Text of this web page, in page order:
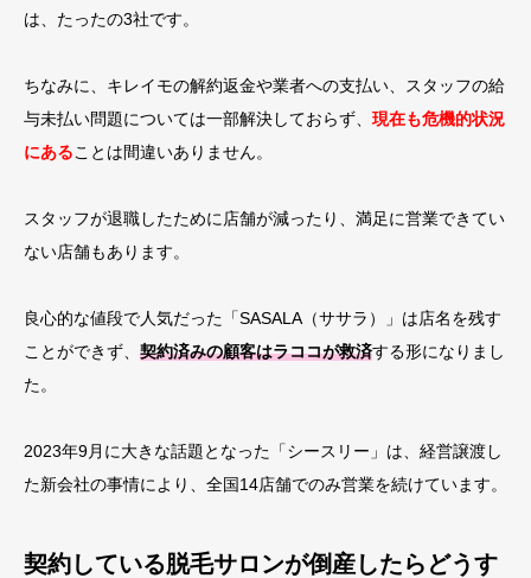
は、たったの3社です。
ちなみに、キレイモの解約返金や業者への支払い、スタッフの給
与未払い問題については一部解決しておらず、 現在も危機的状況
にあることは間違いありません。
スタッフが退職したために店舗が減ったり、満足に営業できてい
ない店舗もあります。
良心的な値段で人気だった「SASALA（ササラ）」は店名を残す
ことができず、 契約済みの顧客はラココが救済する形になりまし
た。
2023年9月に大きな話題となった「シースリー」は、経営譲渡し
た新会社の事情により、全国14店舗でのみ営業を続けています。
契約している脱毛サロンが倒産したらどうす